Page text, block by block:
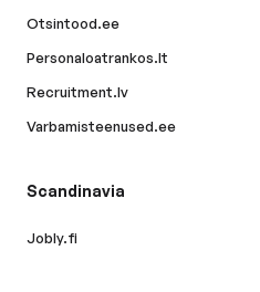
Otsintood.ee
Personaloatrankos.lt
Recruitment.lv
Varbamisteenused.ee
Scandinavia
Jobly.fi